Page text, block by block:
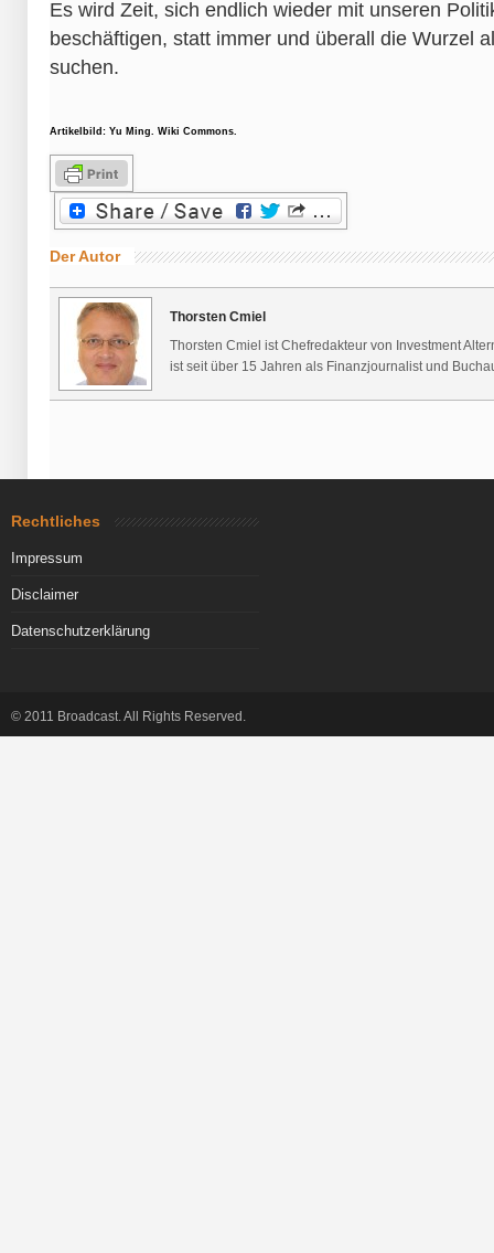
Es wird Zeit, sich endlich wieder mit unseren
beschäftigen, statt immer und überall die Wurzel
suchen.
Artikelbild: Yu Ming. Wiki Commons.
Der Autor
Thorsten Cmiel
Thorsten Cmiel ist Chefredakteur von Investment
ist seit über 15 Jahren als Finanzjournalist und
Rechtliches
Impressum
Disclaimer
Datenschutzerklärung
© 2011 Broadcast. All Rights Reserved.